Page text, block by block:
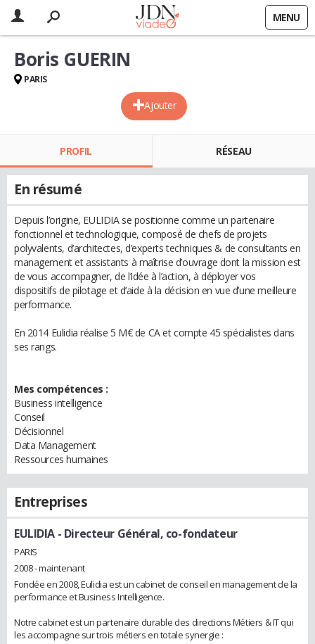
MENU
Ajouter
Boris GUERIN
PARIS
PROFIL RÉSEAU
En résumé
Depuis l’origine, EULIDIA se positionne comme un partenaire
fonctionnel et technologique, composé de chefs de projets
polyvalents, d’architectes, d’experts techniques & de consultants en
management et assistants à maîtrise d’ouvrage dont la mission est
de vous accompagner, de l’idée à l’action, à déployer vos
dispositifs de pilotage et d’aide à la décision en vue d’une meilleure
performance.
En 2014 Eulidia réalise 5 M€ de CA et compte 45 spécialistes dans
ses rangs.
Mes compétences :
Business intelligence
Conseil
Décisionnel
Data Management
Ressources humaines
Entreprises
EULIDIA - Directeur Général, co-fondateur
PARIS
2008 - maintenant
Fondée en 2008, Eulidia est un cabinet de conseil en management de la
performance et Business Intelligence.
Notre cabinet est un partenaire durable des directions Métiers & IT qui
les accompagne sur trois métiers en totale synergie :